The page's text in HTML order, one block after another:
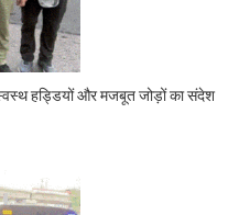
हड्डियों और मजबूत जोड़ों का संदेश